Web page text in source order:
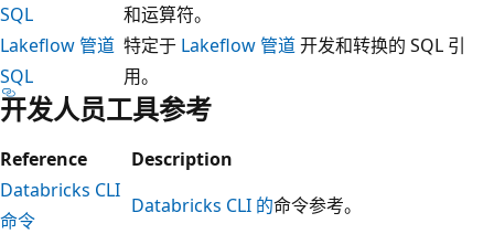
SQL
和运算符。
Lakeflow 管道
SQL
特定于 Lakeflow 管道开发和转换的 SQL 引
用。
开发人员工具参考
Reference
Description
Databricks CLI
命令
Databricks CLI 的命令参考。